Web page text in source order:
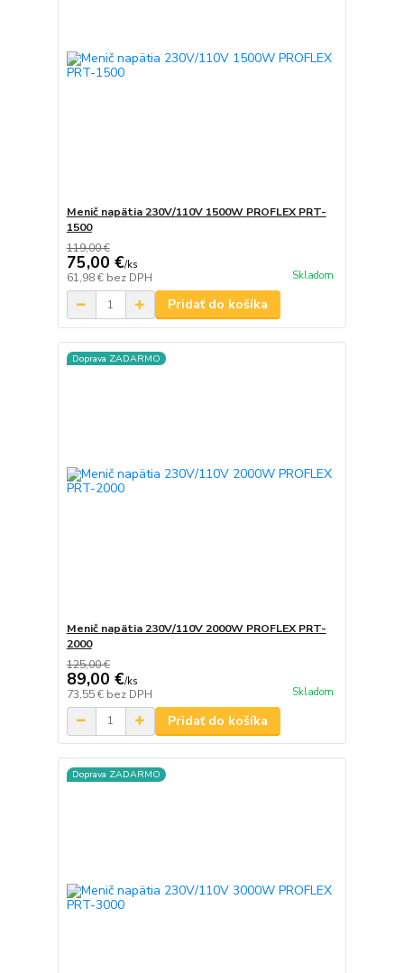
Menič napätia 230V/110V 1500W PROFLEX PRT-
1500
119,00 €
75,00 €/ks
61,98 € bez DPH Skladom
Pridať do košíka
Doprava ZADARMO
Menič napätia 230V/110V 2000W PROFLEX PRT-
2000
125,00 €
89,00 €/ks
73,55 € bez DPH Skladom
Pridať do košíka
Doprava ZADARMO